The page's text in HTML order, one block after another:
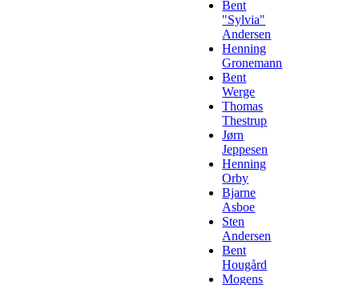
Bent
"Sylvia"
Andersen
Henning
Gronemann
Bent
Werge
Thomas
Thestrup
Jørn
Jeppesen
Henning
Orby
Bjarne
Asboe
Sten
Andersen
Bent
Hougård
Mogens